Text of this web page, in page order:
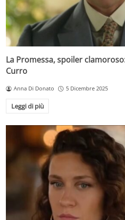
La Promessa, spoiler
Curro
Anna Di Donato 5 Dicembre 2025
Leggi di più